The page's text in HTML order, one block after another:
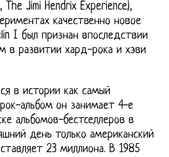
The Jimi Hendrix Experience),
качественно новое
I был признан впоследствии
в развитии хард-рока и хэви
в истории как самый
альбом он занимает 4-е
альбомов-бестселлеров в
день только американский
23 миллиона. В 1985